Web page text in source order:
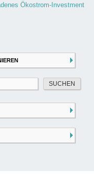
Ökostrom-Investment